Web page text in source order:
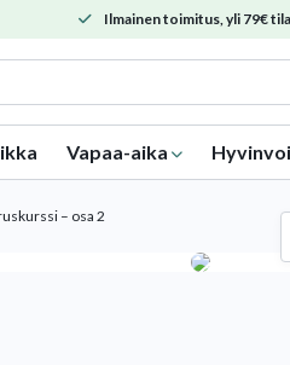
Ilmainen toimitus, yli 79€
Vapaa-aika
– osa 2